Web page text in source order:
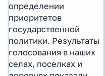
определении
приоритетов
государственной
политики. Результаты
голосования в наших
селах, поселках и